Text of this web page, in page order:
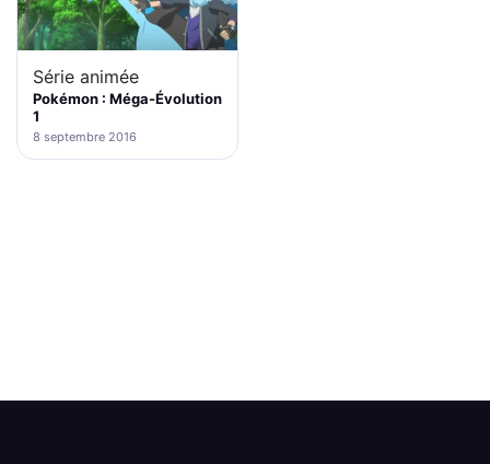
Série animée
Pokémon : Méga-Évolution
1
8 septembre 2016